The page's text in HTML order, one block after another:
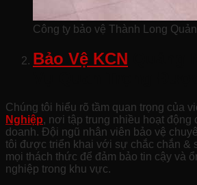
Công ty bảo vệ Thành Long
Bảo Vệ KCN
Chúng tôi hiểu rõ tầm quan trọng của
Nghiệp, nơi tập trung nhiều hoạt động
doanh. Đội ngũ nhân viên bảo vệ
tôi được triển khai với sự chắc chắn &
mọi thách thức để đảm bảo tin cậy và
nghiệp trong khu vực.